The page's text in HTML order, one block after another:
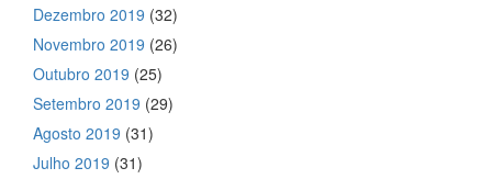
Dezembro 2019 (32)
Novembro 2019 (26)
Outubro 2019 (25)
Setembro 2019 (29)
Agosto 2019 (31)
Julho 2019 (31)